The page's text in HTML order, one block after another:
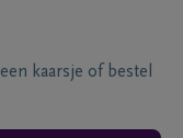
kaarsje of bestel